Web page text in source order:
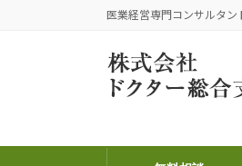
医業経営専門コンサルタ